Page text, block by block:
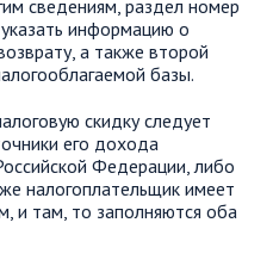
сведениям, раздел номер
информацию о
а также второй
базы.
скидку следует
его дохода
Федерации, либо
налогоплательщик имеет
и там, то заполняются оба